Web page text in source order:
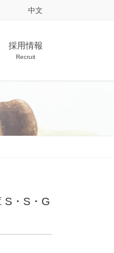
中文
採用情報
Recruit
S・S・G